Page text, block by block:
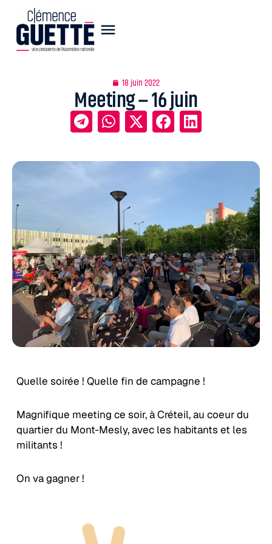
18 juin 2022
Meeting – 16 juin
Quelle soirée ! Quelle fin de campagne !
Magnifique meeting ce soir, à Créteil, au coeur du
quartier du Mont-Mesly, avec les habitants et les
militants !
On va gagner !